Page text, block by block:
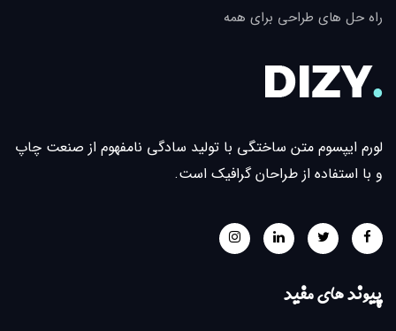
راه حل های طراحی برای همه
لورم ایپسوم متن ساختگی با تولید سادگی نامفهوم از صنعت چاپ
و با استفاده از طراحان گرافیک است.
پیوند های مفید